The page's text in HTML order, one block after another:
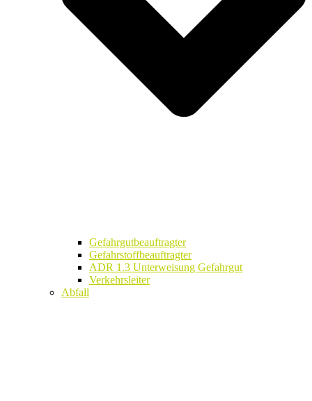
Gefahrgutbeauftragter
Gefahrstoffbeauftragter
ADR 1.3 Unterweisung Gefahrgut
Verkehrsleiter
Abfall